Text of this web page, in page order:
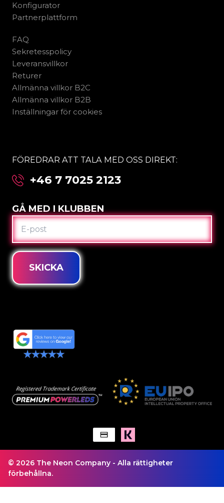
Konfigurator
Partnerplattform
FAQ
Sekretesspolicy
Leveransvillkor
Returer
Allmänna villkor B2C
Allmänna villkor B2B
Inställningar för cookies
FÖREDRAR ATT TALA MED OSS DIREKT:
+46 7 7025 2123
GÅ MED I KLUBBEN
E-
POST
SKICKA
© 2026 The Neon Company - Alla rättigheter
förbehållna.